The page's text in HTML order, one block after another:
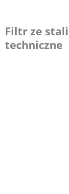
Filtr ze
techniczne